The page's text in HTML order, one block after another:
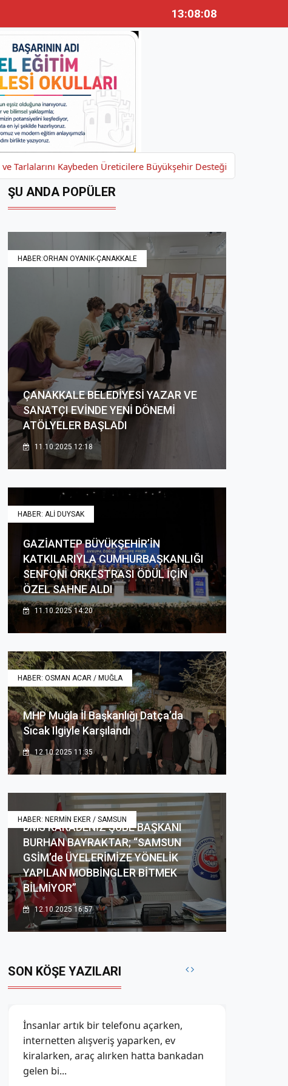
13:08:10
Kaybeden Üreticilere Büyükşehir Desteği Türkiye'nin Kaderini
ŞU ANDA POPÜLER
HABER:ORHAN OYANIK-ÇANAKKALE
ÇANAKKALE BELEDİYESİ YAZAR VE
SANATÇI EVİNDE YENİ DÖNEMİ
ATÖLYELER BAŞLADI
11.10.2025 12:18
HABER: ALİ DUYSAK
GAZİANTEP BÜYÜKŞEHİR’İN
KATKILARIYLA CUMHURBAŞKANLIĞI
SENFONİ ORKESTRASI ÖDÜL İÇİN
ÖZEL SAHNE ALDI
11.10.2025 14:20
HABER: OSMAN ACAR / MUĞLA
MHP Muğla İl Başkanlığı Datça’da
Sıcak Ilgiyle Karşılandı
12.10.2025 11:35
HABER: NERMİN EKER / SAMSUN
DMS KARADENİZ ŞUBE BAŞKANI
BURHAN BAYRAKTAR; “SAMSUN
GSİM’de ÜYELERİMİZE YÖNELİK
YAPILAN MOBBİNGLER BİTMEK
BİLMİYOR”
12.10.2025 16:57
SON KÖŞE YAZILARI
SEVGİ EKTİM&nbsp; Ne ekersen onu
biçersin diye bir söz var. İnsan ektiğinin
karşılığını alıyor mutlaka. Ekip bı...
-